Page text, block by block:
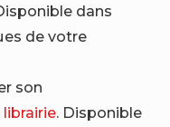
dans
de votre
son
librairie. Disponible